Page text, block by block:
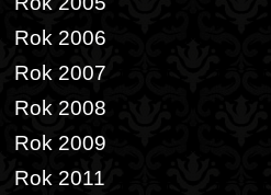
Rok 2006
Rok 2007
Rok 2008
Rok 2009
Rok 2011